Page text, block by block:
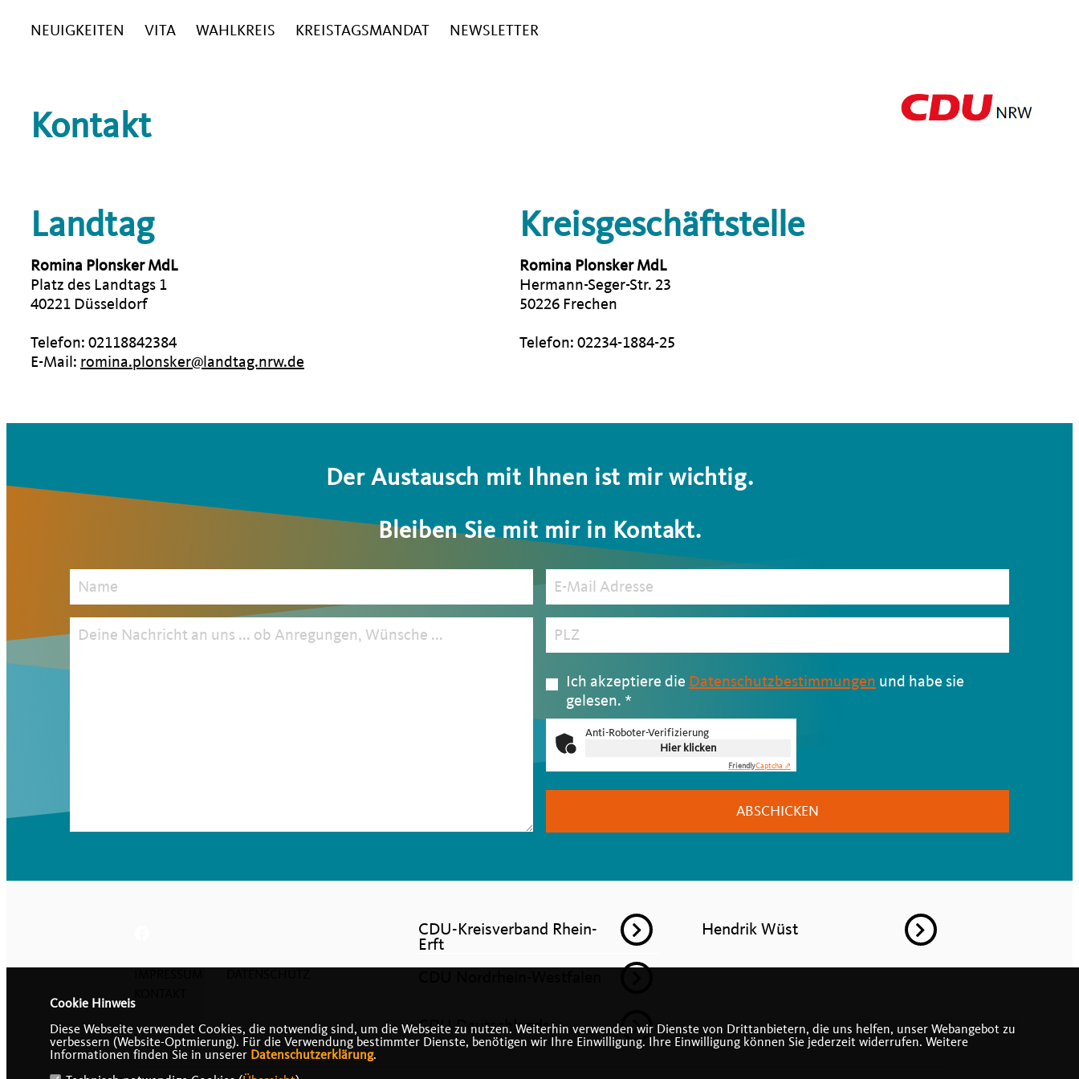
NEUIGKEITEN VITA WAHLKREIS KREISTAGSMANDAT NEWSLETTER
Kontakt
Landtag
Romina Plonsker MdL
Platz des Landtags 1
40221 Düsseldorf
Telefon: 02118842384
E-Mail: romina.plonsker@landtag.nrw.de
Kreisgeschäftstelle
Romina Plonsker MdL
Hermann-Seger-Str. 23
50226 Frechen
Telefon: 02234-1884-25
Der Austausch mit Ihnen ist mir wichtig.
Bleiben Sie mit mir in Kontakt.
Ich akzeptiere die Datenschutzbestimmungen und habe sie
gelesen. *
Anti-Roboter-Verifizierung
Hier klicken
FriendlyCaptcha ⇗
ABSCHICKEN
CDU-Kreisverband Rhein-
Erft
CDU Deutschlands
Hendrik Wüst
Cookie Hinweis
Diese Webseite verwendet Cookies, die notwendig sind, um die Webseite zu nutzen. Weiterhin verwenden wir Dienste von Drittanbietern, die uns helfen, unser Webangebot zu
verbessern (Website-Optmierung). Für die Verwendung bestimmter Dienste, benötigen wir Ihre Einwilligung. Ihre Einwilligung können Sie jederzeit widerrufen. Weitere
Informationen finden Sie in unserer Datenschutzerklärung.